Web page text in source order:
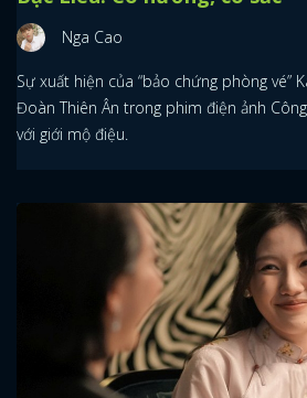
Nga Cao
Sự xuất hiện của “bảo chứng phòng vé”
Đoàn Thiên Ân trong phim điện ảnh
với giới mộ điệu.